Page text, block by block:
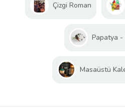
Çizgi Roman
Papatya -
Masaüstü